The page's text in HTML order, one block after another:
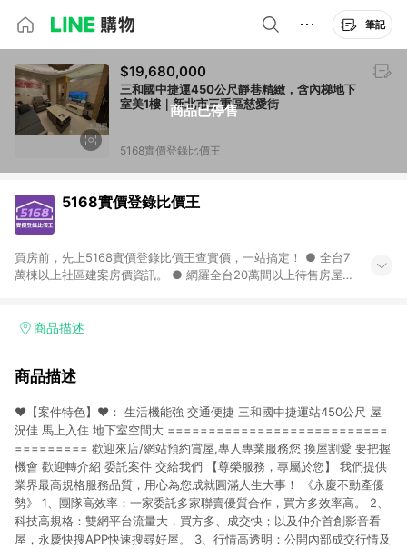
筆記
商品已停售
$19,680,000
三和國中捷運450公尺靜巷精緻，含內梯地下
室美1樓｜新北市三重區慈愛街
5168實價登錄比價王
5168實價登錄比價王
買房前，先上5168實價登錄比價王查實價，一站搞定！ ● 全台7
萬棟以上社區建案房價資訊。 ● 網羅全台20萬間以上待售房屋，
器人，24小時在線查。
商品描述
商品描述
❤️【案件特色】❤️： 生活機能強 交通便捷 三和國中捷運站450公尺 屋
況佳 馬上入住 地下室空間大 ===========================
========= 歡迎來店/網站預約賞屋,專人專業服務您 換屋割愛 要把握
機會 歡迎轉介紹 委託案件 交給我們 【尊榮服務，專屬於您】 我們提供
業界最高規格服務品質，用心為您成就圓滿人生大事！ 《永慶不動產優
勢》 1、團隊高效率：一家委託多家聯賣優質合作，買方多效率高。 2、
科技高規格：雙網平台流量大，買方多、成交快；以及仲介首創影音看
屋，永慶快搜APP快速搜尋好屋。 3、行情高透明：公開內部成交行情及